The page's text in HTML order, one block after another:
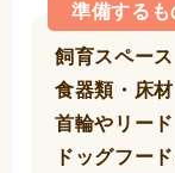
準備するも
飼育スペー
食器類・床材
首輪やリー
ドッグフー